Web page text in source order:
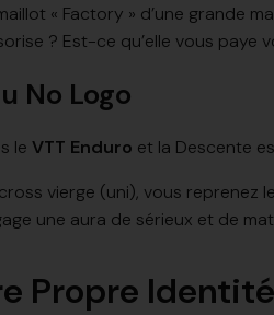
« Factory » d’une grande
? Est-ce qu’elle vous paye
No Logo
le VTT Enduro et la Descente
vierge (uni), vous
une aura de sérieux et de
Propre